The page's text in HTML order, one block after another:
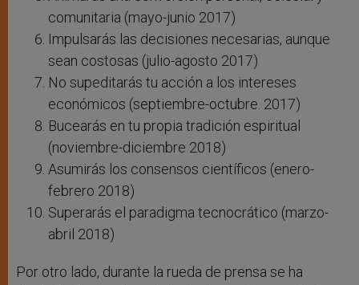
comunitaria (mayo-junio 2017)
Impulsarás las decisiones necesarias, aunque
sean costosas (julio-agosto 2017)
No supeditarás tu acción a los intereses
económicos (septiembre-octubre. 2017)
Bucearás en tu propia tradición espiritual
(noviembre-diciembre 2018)
Asumirás los consensos científicos (enero-
febrero 2018)
Superarás el paradigma tecnocrático (marzo-
abril 2018)
Por otro lado, durante la rueda de prensa se ha